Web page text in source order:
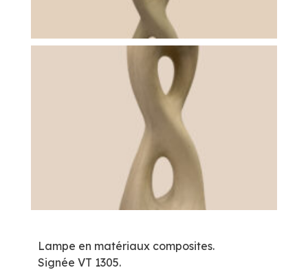
Lampe en matériaux composites.
Signée VT 1305.